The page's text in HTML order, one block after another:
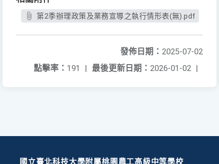
第2季辦理政策及業務宣導之執行情形表(無).pdf
發佈日期： 2025-07-02
最後更新日期： 2026-01-02 |
點擊率： 191 |
國立臺北科技大學附屬桃園農工高級中等學校